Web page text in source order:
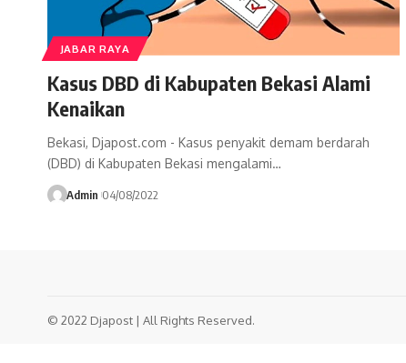
JABAR RAYA
Kasus DBD di Kabupaten Bekasi Alami
Kenaikan
Bekasi, Djapost.com - Kasus penyakit demam berdarah
(DBD) di Kabupaten Bekasi mengalami…
Admin 04/08/2022
© 2022 Djapost | All Rights Reserved.